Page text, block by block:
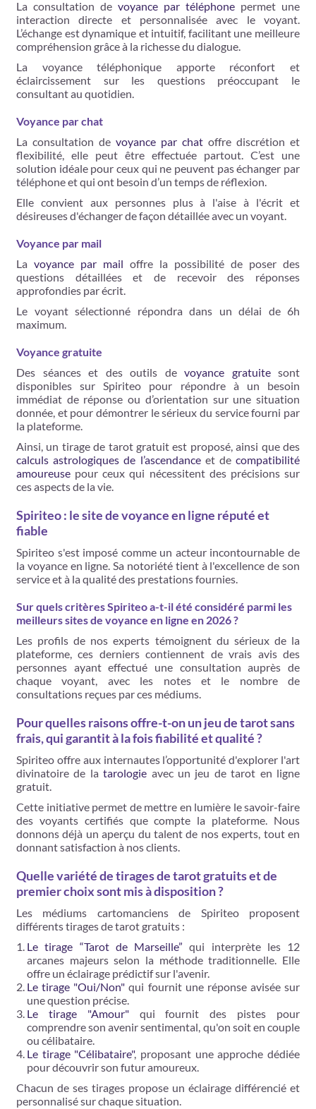
La consultation de voyance par téléphone permet une
interaction directe et personnalisée avec le voyant.
L’échange est dynamique et intuitif, facilitant une meilleure
compréhension grâce à la richesse du dialogue.
La voyance téléphonique apporte réconfort et
éclaircissement sur les questions préoccupant le
consultant au quotidien.
Voyance par chat
La consultation de voyance par chat offre discrétion et
flexibilité, elle peut être effectuée partout. C’est une
solution idéale pour ceux qui ne peuvent pas échanger par
téléphone et qui ont besoin d’un temps de réflexion.
Elle convient aux personnes plus à l'aise à l'écrit et
désireuses d'échanger de façon détaillée avec un voyant.
Voyance par mail
La voyance par mail offre la possibilité de poser des
questions détaillées et de recevoir des réponses
approfondies par écrit.
Le voyant sélectionné répondra dans un délai de 6h
maximum.
Voyance gratuite
Des séances et des outils de voyance gratuitesont
disponibles sur Spiriteo pour répondre à un besoin
immédiat de réponse ou d’orientation sur une situation
donnée, et pour démontrer le sérieux du service fourni par
la plateforme.
Ainsi, un tirage de tarot gratuit est proposé, ainsi que des
calculs astrologiques de l’ascendanceet de compatibilité
amoureuse pour ceux qui nécessitent des précisions sur
ces aspects de la vie.
Spiriteo : le site de voyance en ligne réputé et
fiable
Spiriteo s'est imposé comme un acteur incontournable de
la voyance en ligne. Sa notoriété tient à l'excellence de son
service et à la qualité des prestations fournies.
Sur quels critères Spiriteo a-t-il été considéré parmi les
meilleurs sites de voyance en ligne en 2026 ?
Les profils de nos experts témoignent du sérieux de la
plateforme, ces derniers contiennent de vrais avis des
personnes ayant effectué une consultation auprès de
chaque voyant, avec les notes et le nombre de
consultations reçues par ces médiums.
Pour quelles raisons offre-t-on un jeu de tarot sans
frais, qui garantit à la fois fiabilité et qualité ?
Spiriteo offre aux internautes l’opportunité d'explorer l'art
divinatoire de latarologie avec un jeu de tarot en ligne
gratuit.
Cette initiative permet de mettre en lumière le savoir-faire
des voyants certifiés que compte la plateforme. Nous
donnons déjà un aperçu du talent de nos experts, tout en
donnant satisfaction à nos clients.
Quelle variété de tirages de tarot gratuits et de
premier choix sont mis à disposition ?
Les médiums cartomanciens de Spiriteo proposent
différents tirages de tarot gratuits :
Le tirage “Tarot de Marseille” qui interprète les 12
arcanes majeurs selon la méthode traditionnelle. Elle
offre un éclairage prédictif sur l'avenir.
Le tirage "Oui/Non" qui fournit une réponse avisée sur
une question précise.
Le tirage "Amour"qui fournit des pistes pour
comprendre son avenir sentimental, qu'on soit en couple
ou célibataire.
Le tirage "Célibataire", proposant une approche dédiée
pour découvrir son futur amoureux.
Chacun de ses tirages propose un éclairage différencié et
personnalisé sur chaque situation.